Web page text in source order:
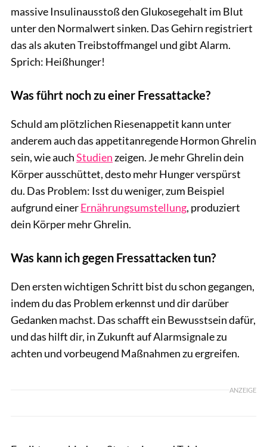
massive Insulinausstoß den Glukosegehalt im Blut
unter den Normalwert sinken. Das Gehirn registriert
das als akuten Treibstoffmangel und gibt Alarm.
Sprich: Heißhunger!
Was führt noch zu einer Fressattacke?
Schuld am plötzlichen Riesenappetit kann unter
anderem auch das appetitanregende Hormon Ghrelin
sein, wie auchStudienzeigen. Je mehr Ghrelin dein
Körper ausschüttet, desto mehr Hunger verspürst
du. Das Problem: Isst du weniger, zum Beispiel
aufgrund einerErnährungsumstellung, produziert
dein Körper mehr Ghrelin.
Was kann ich gegen Fressattacken tun?
Den ersten wichtigen Schritt bist du schon gegangen,
indem du das Problem erkennst und dir darüber
Gedanken machst. Das schafft ein Bewusstsein dafür,
und das hilft dir, in Zukunft auf Alarmsignale zu
achten und vorbeugend Maßnahmen zu ergreifen.
ANZEIGE